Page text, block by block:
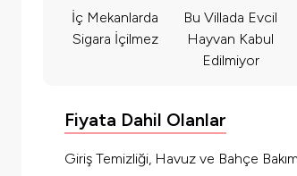
İç Mekanlarda
Sigara İçilmez
Bu Villada Evcil
Hayvan Kabul
Edilmiyor
Fiyata Dahil Olanlar
Giriş Temizliği, Havuz ve Bahçe